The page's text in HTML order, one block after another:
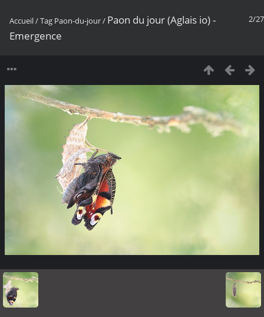
2/27
Accueil/Tag Paon-du-jour/ Paon du jour (Aglais io) -
Emergence